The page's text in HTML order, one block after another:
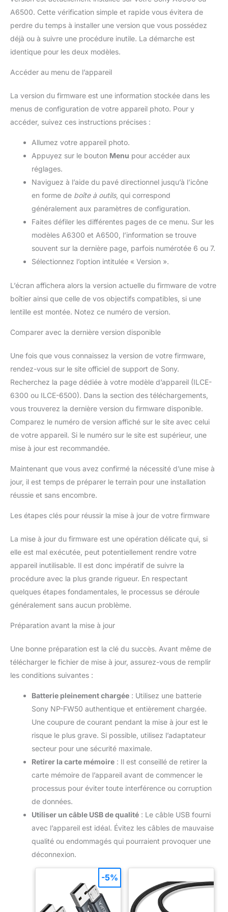
douze lamelles du diaphragme créent un flou d'arrière-plan
doux et esthétique, offrant un effet bokeh onirique.
A6500. Cette vérification simple et rapide vous évitera de
perdre du temps à installer une version que vous possédez
déjà ou à suivre une procédure inutile. La démarche est
identique pour les deux modèles.
Accéder au menu de l’appareil
La version du firmware est une information stockée dans les
menus de configuration de votre appareil photo. Pour y
accéder, suivez ces instructions précises :
Allumez votre appareil photo.
Appuyez sur le bouton Menu pour accéder aux
réglages.
Naviguez à l’aide du pavé directionnel jusqu’à l’icône
en forme de boîte à outils, qui correspond
généralement aux paramètres de configuration.
Faites défiler les différentes pages de ce menu. Sur les
modèles A6300 et A6500, l’information se trouve
souvent sur la dernière page, parfois numérotée 6 ou 7.
Sélectionnez l’option intitulée « Version ».
L’écran affichera alors la version actuelle du firmware de votre
boîtier ainsi que celle de vos objectifs compatibles, si une
lentille est montée. Notez ce numéro de version.
Comparer avec la dernière version disponible
Une fois que vous connaissez la version de votre firmware,
rendez-vous sur le site officiel de support de Sony.
Recherchez la page dédiée à votre modèle d’appareil (ILCE-
6300 ou ILCE-6500). Dans la section des téléchargements,
vous trouverez la dernière version du firmware disponible.
Comparez le numéro de version affiché sur le site avec celui
de votre appareil. Si le numéro sur le site est supérieur, une
mise à jour est recommandée.
Maintenant que vous avez confirmé la nécessité d’une mise à
jour, il est temps de préparer le terrain pour une installation
réussie et sans encombre.
Les étapes clés pour réussir la mise à jour de votre firmware
La mise à jour du firmware est une opération délicate qui, si
elle est mal exécutée, peut potentiellement rendre votre
appareil inutilisable. Il est donc impératif de suivre la
procédure avec la plus grande rigueur. En respectant
quelques étapes fondamentales, le processus se déroule
généralement sans aucun problème.
Préparation avant la mise à jour
Une bonne préparation est la clé du succès. Avant même de
télécharger le fichier de mise à jour, assurez-vous de remplir
les conditions suivantes :
Batterie pleinement chargée : Utilisez une batterie
Sony NP-FW50 authentique et entièrement chargée.
Une coupure de courant pendant la mise à jour est le
risque le plus grave. Si possible, utilisez l’adaptateur
secteur pour une sécurité maximale.
Retirer la carte mémoire : Il est conseillé de retirer la
carte mémoire de l’appareil avant de commencer le
processus pour éviter toute interférence ou corruption
de données.
Utiliser un câble USB de qualité : Le câble USB fourni
avec l’appareil est idéal. Évitez les câbles de mauvaise
qualité ou endommagés qui pourraient provoquer une
déconnexion.
-5%